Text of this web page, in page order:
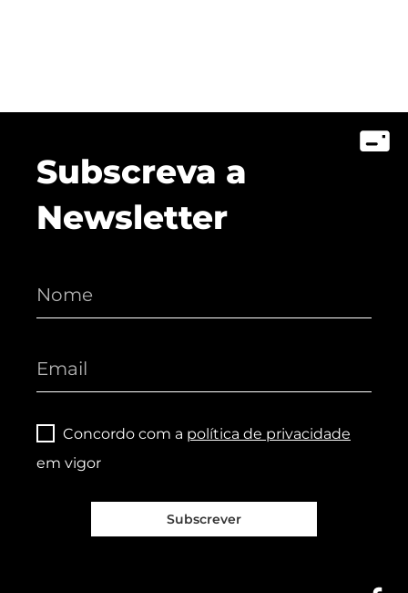
Subscreva a
Newsletter
Concordo com a política de privacidade
em vigor
Subscrever